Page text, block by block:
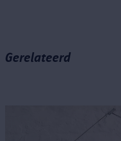
Gerelateerd